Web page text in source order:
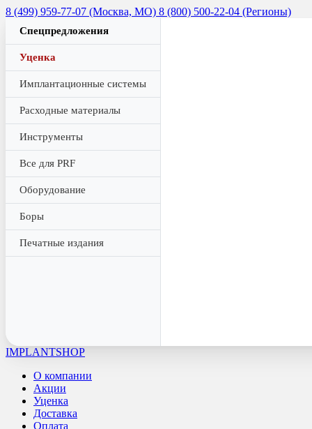
8 (499) 959-77-07 (Москва, МО) 8 (800) 500-22-04 (Регионы)
Спецпредложения
Уценка
Имплантационные системы
Расходные материалы
Инструменты
Все для PRF
Оборудование
Боры
Печатные издания
IMPLANTSHOP
О компании
Акции
Уценка
Доставка
Оплата